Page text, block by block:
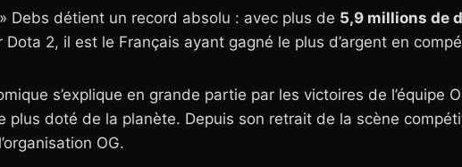
Debs détient un record absolu : avec plus de 5,9 millions de
Dota 2, il est le Français ayant gagné le plus d’argent en
s’explique en grande partie par les victoires de l’équipe
plus doté de la planète. Depuis son retrait de la scène
OG.